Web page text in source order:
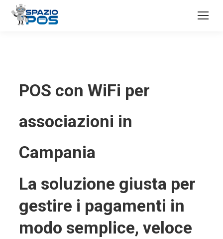
POS con WiFi per
associazioni in
Campania
La soluzione giusta per
gestire i pagamenti in
modo semplice, veloce